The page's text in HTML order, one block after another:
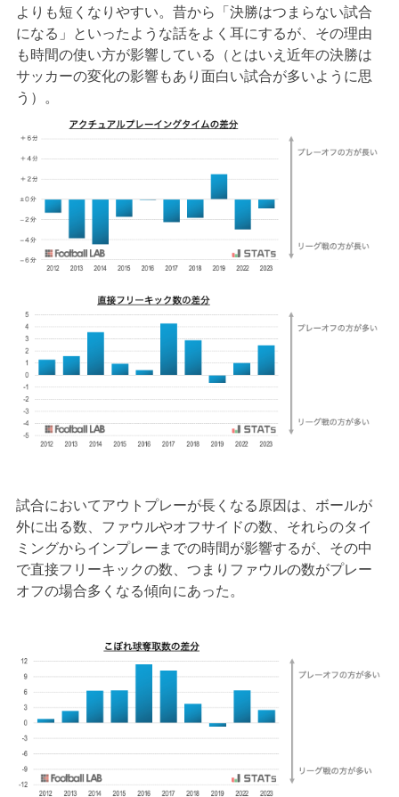
よりも短くなりやすい。昔から「決勝はつまらない試合
になる」といったような話をよく耳にするが、その理由
も時間の使い方が影響している（とはいえ近年の決勝は
サッカーの変化の影響もあり面白い試合が多いように思
う）。
試合においてアウトプレーが長くなる原因は、ボールが
外に出る数、ファウルやオフサイドの数、それらのタイ
ミングからインプレーまでの時間が影響するが、その中
で直接フリーキックの数、つまりファウルの数がプレー
オフの場合多くなる傾向にあった。